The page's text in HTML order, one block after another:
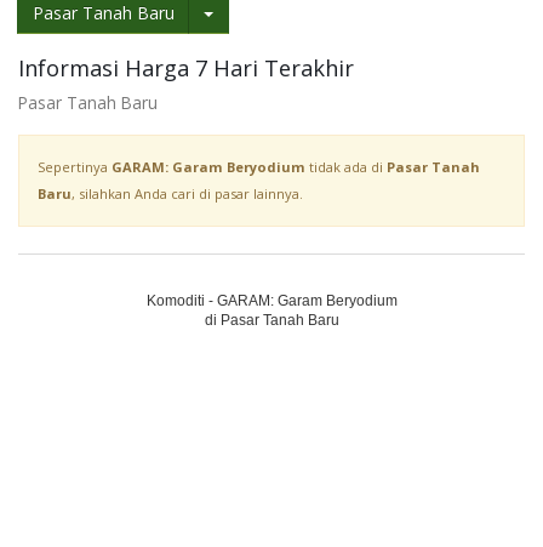
Pasar Tanah Baru
Informasi Harga 7 Hari Terakhir
Pasar Tanah Baru
Sepertinya GARAM: Garam Beryodium tidak ada di Pasar Tanah
Baru, silahkan Anda cari di pasar lainnya.
Komoditi - GARAM: Garam Beryodium
di Pasar Tanah Baru